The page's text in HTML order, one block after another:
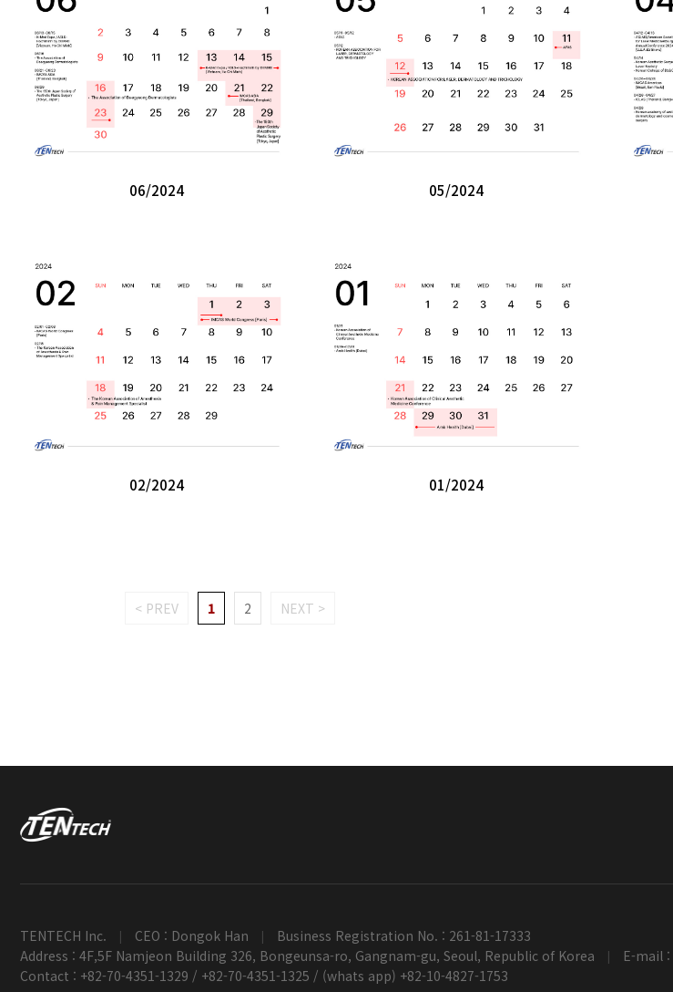
06/2024 05/2024
02/2024 01/2024
< PREV 1 2 NEXT >
TENTECH Inc. | CEO : Dongok Han |
Business Registration No. : 261-81-17333
Address : 4F,5F Namjeon Building 326, Bongeunsa-ro, Gangnam-gu, Seoul, Republic of Korea
| E-mail :
Contact : +82-70-4351-1329 / +82-70-4351-1325 / (whats app) +82-10-4827-1753